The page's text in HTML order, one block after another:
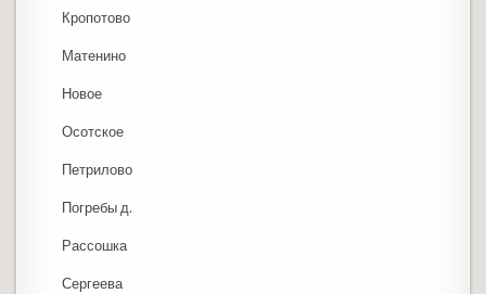
Кропотово
Матенино
Новое
Осотское
Петрилово
Погребы д.
Рассошка
Сергеева